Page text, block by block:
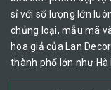
sỉ với số lượng lớn
chủng loại, mẫu mã
hoa giả của Lan
thành phố lớn như Hà